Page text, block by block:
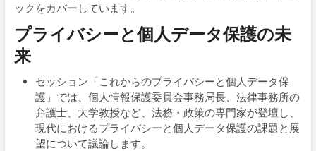
ックをカバーしています。
プライバシーと個人データ保護の未
来
セッション「これからのプライバシーと個人データ保
護」では、個人情報保護委員会事務局長、法律事務所の
弁護士、大学教授など、法務・政策の専門家が登壇し、
現代におけるプライバシーと個人データ保護の課題と展
望について議論します。